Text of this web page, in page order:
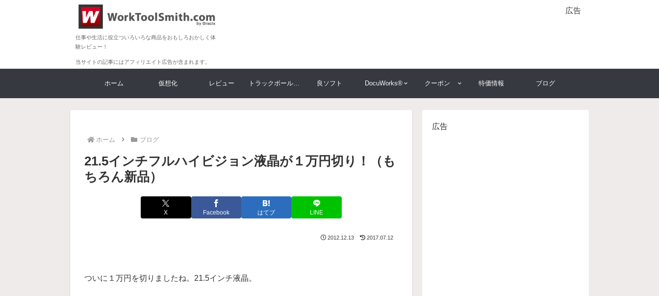
仕事や生活に役立ついろいろな商品をおもしろおかしく体
験レビュー！
当サイトの記事にはアフィリエイト広告が含まれます。
広告
ホーム 仮想化 レビュー トラックボール大比較 良ソフト DocuWorks® クーポン 特価情報 ブログ
ホーム ブログ
21.5インチフルハイビジョン液晶が１万円切り！（も
ちろん新品）
X Facebook はてブ LINE
2012.12.13 2017.07.12
ついに１万円を切りましたね。21.5インチ液晶。
広告